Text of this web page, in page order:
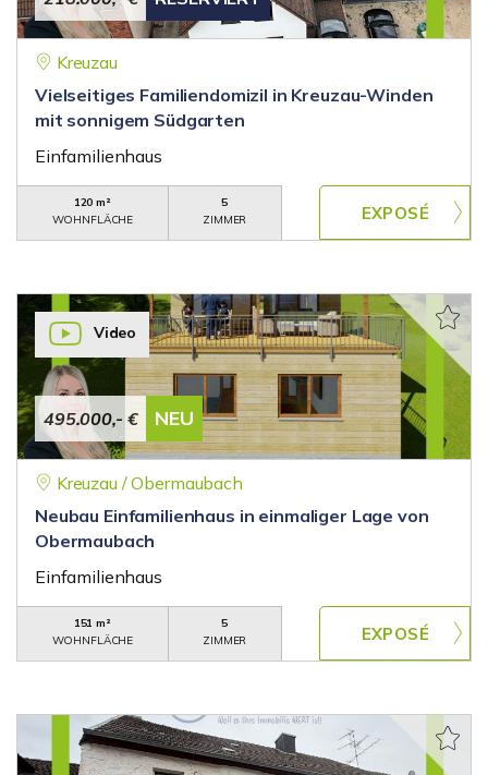
Kreuzau
Vielseitiges Familiendomizil in Kreuzau-Winden
mit sonnigem Südgarten
Einfamilienhaus
120 m²
WOHNFLÄCHE
5
ZIMMER
495.000,- € NEU
Video
Kreuzau / Obermaubach
Neubau Einfamilienhaus in einmaliger Lage von
Obermaubach
Einfamilienhaus
151 m²
WOHNFLÄCHE
5
ZIMMER